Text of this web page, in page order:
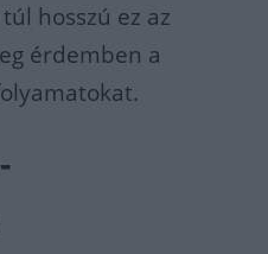
hosszú ez az
érdemben a